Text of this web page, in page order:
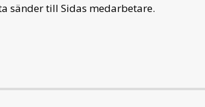
sänder till Sidas medarbetare.